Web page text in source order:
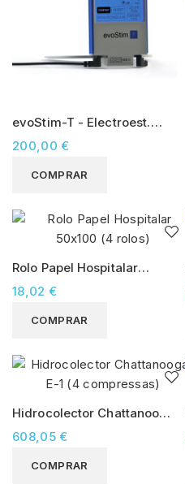
evoStim-T - Electroest.
Antálgica (TENS) e Neuro-
muscular (NMS)
200,00 €
COMPRAR
Rolo Papel Hospitalar
50x100 (4 rolos)
18,02 €
COMPRAR
Hidrocolector Chattanooga
E-1 (4 compressas)
608,05 €
COMPRAR